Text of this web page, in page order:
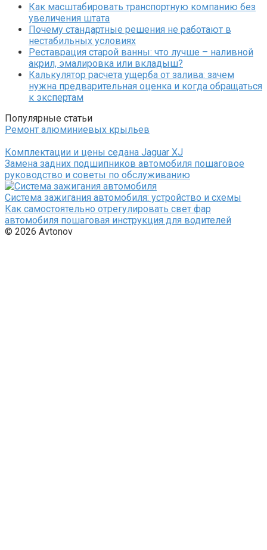
Как масштабировать транспортную компанию без
увеличения штата
Почему стандартные решения не работают в
нестабильных условиях
Реставрация старой ванны: что лучше – наливной
акрил, эмалировка или вкладыш?
Калькулятор расчета ущерба от залива: зачем
нужна предварительная оценка и когда обращаться
к экспертам
Популярные статьи
Ремонт алюминиевых крыльев
Комплектации и цены седана Jaguar XJ
Замена задних подшипников автомобиля пошаговое
руководство и советы по обслуживанию
Система зажигания автомобиля: устройство и схемы
Как самостоятельно отрегулировать свет фар
автомобиля пошаговая инструкция для водителей
© 2026 Avtonov